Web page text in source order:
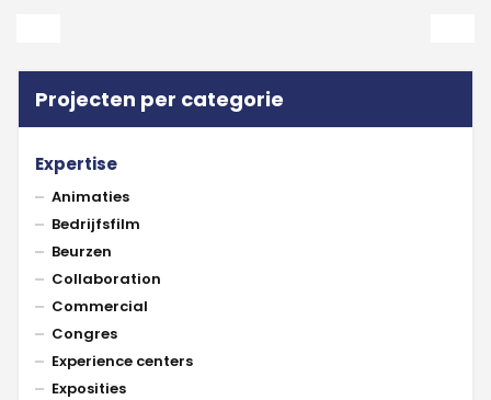
Projecten per categorie
Expertise
Animaties
Bedrijfsfilm
Beurzen
Collaboration
Commercial
Congres
Experience centers
Exposities